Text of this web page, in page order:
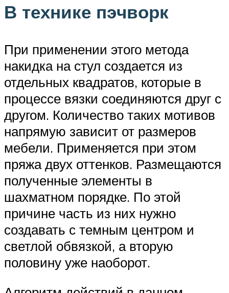
В технике пэчворк
При применении этого метода
накидка на стул создается из
отдельных квадратов, которые в
процессе вязки соединяются друг с
другом. Количество таких мотивов
напрямую зависит от размеров
мебели. Применяется при этом
пряжа двух оттенков. Размещаются
полученные элементы в
шахматном порядке. По этой
причине часть из них нужно
создавать с темным центром и
светлой обвязкой, а вторую
половину уже наоборот.